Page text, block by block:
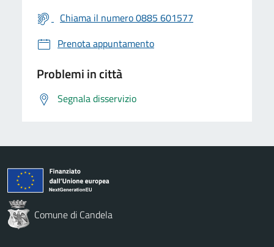
Chiama il numero 0885 601577
Prenota appuntamento
Problemi in città
Segnala disservizio
Comune di Candela